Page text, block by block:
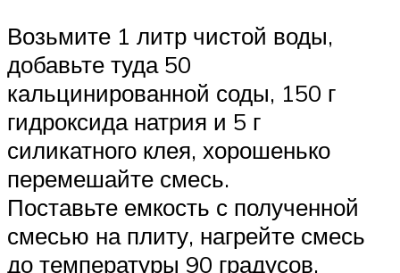
Возьмите 1 литр чистой воды,
добавьте туда 50
кальцинированной соды, 150 г
гидроксида натрия и 5 г
силикатного клея, хорошенько
перемешайте смесь.
Поставьте емкость с полученной
смесью на плиту, нагрейте смесь
до температуры 90 градусов,